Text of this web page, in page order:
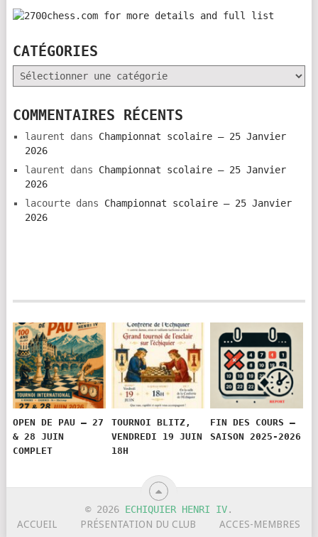
CATÉGORIES
Catégories
COMMENTAIRES RÉCENTS
laurent dans Championnat scolaire – 25 Janvier
2026
laurent dans Championnat scolaire – 25 Janvier
2026
lacourtedans Championnat scolaire – 25 Janvier
2026
OPEN DE PAU – 27
& 28 JUIN
COMPLET
TOURNOI BLITZ,
VENDREDI 19 JUIN
18H
FIN DES COURS –
SAISON 2025-2026
© 2026 ECHIQUIER HENRI IV.
ACCUEIL
PRÉSENTATION DU CLUB ACCES-MEMBRES